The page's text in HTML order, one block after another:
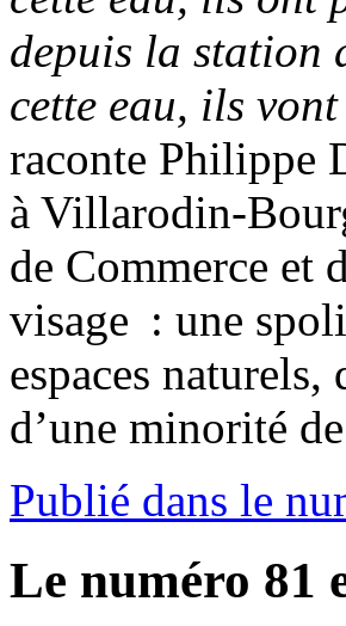
depuis la station
cette eau, ils
raconte Philippe
à Villarodin-
de Commerce et
visage : une
espaces
d’une minorité
Publié dans le
Le numéro 81